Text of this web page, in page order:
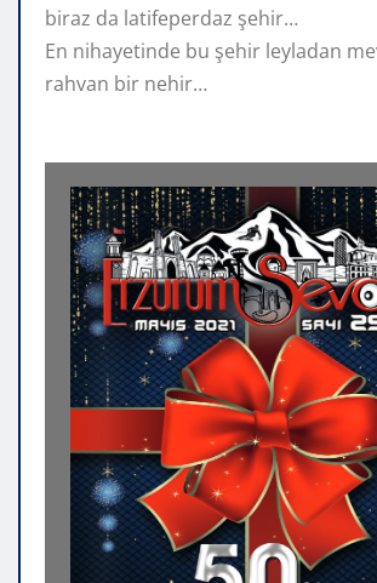
biraz da latifeperdaz şehir…
En nihayetinde bu şehir leyladan
rahvan bir nehir…